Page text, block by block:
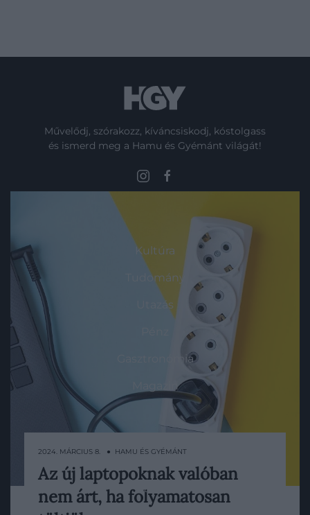
Rengeteg ember úgy használja a
laptopját, hogy folyamatosan tölti. Bár ez a
2024. MÁRCIUS 8. ● HAMU ÉS GYÉMÁNT
Az új laptopoknak valóban
nem árt, ha folyamatosan
Művelődj, szórakozz, kíváncsiskodj, kóstolgass
és ismerd meg a Hamu és Gyémánt világát!
Kultúra
Tudomány
Utazás
Gasztronómia
Magazin
HG MEDIA
Haszon